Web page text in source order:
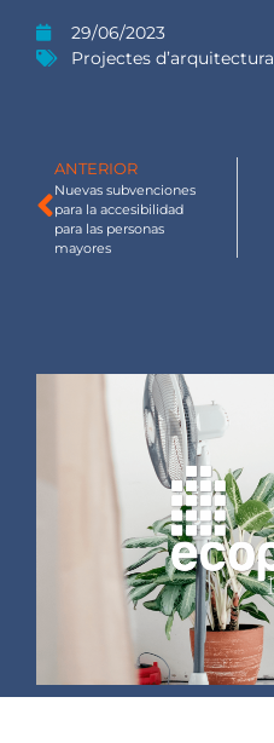
29/06/2023
Projectes d’arquitectura
ANTERIOR
Nuevas subvenciones
para la accesibilidad
para las personas
mayores